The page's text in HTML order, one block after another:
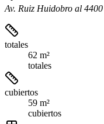
Av. Ruiz Huidobro al 4400
totales
62 m²
totales
cubiertos
59 m²
cubiertos